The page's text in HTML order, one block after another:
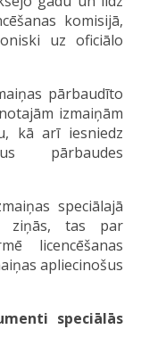
komisijā,
uz oficiālo
pārbaudīto
izmaiņām
kā arī iesniedz
pārbaudes
speciālajā
ziņās, tas par
licencēšanas
apliecinošus
speciālās